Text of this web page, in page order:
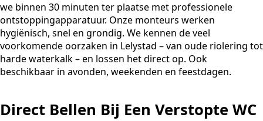
we binnen 30 minuten ter plaatse met professionele
ontstoppingapparatuur. Onze monteurs werken
hygiënisch, snel en grondig. We kennen de veel
voorkomende oorzaken in Lelystad – van oude riolering tot
harde waterkalk – en lossen het direct op. Ook
beschikbaar in avonden, weekenden en feestdagen.
Direct Bellen Bij Een Verstopte WC